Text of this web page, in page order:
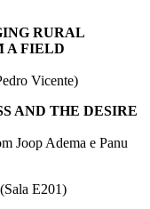
RURAL
A FIELD
Vicente)
AND THE DESIRE
Joop Adema e Panu
(Sala E201)